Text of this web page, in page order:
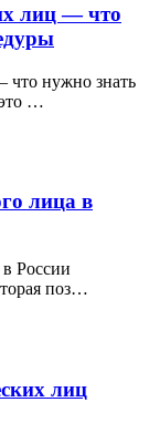
лиц — что
что нужно знать
…
лица в
России
поз…
лиц